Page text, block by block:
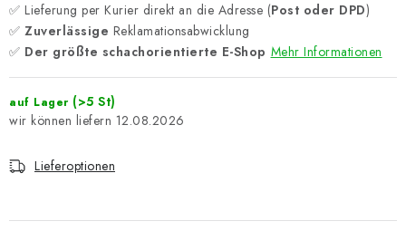
✅ Lieferung per Kurier direkt an die Adresse (Post oder DPD)
✅ Zuverlässige Reklamationsabwicklung
✅ Der größte schachorientierte E-Shop Mehr Informationen
auf Lager (>5 St)
12.08.2026
Lieferoptionen